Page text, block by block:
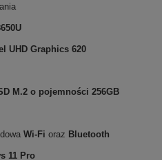
UHD Graphics 620
M.2 o pojemności 256GB
Wi-Fi oraz Bluetooth
11 Pro